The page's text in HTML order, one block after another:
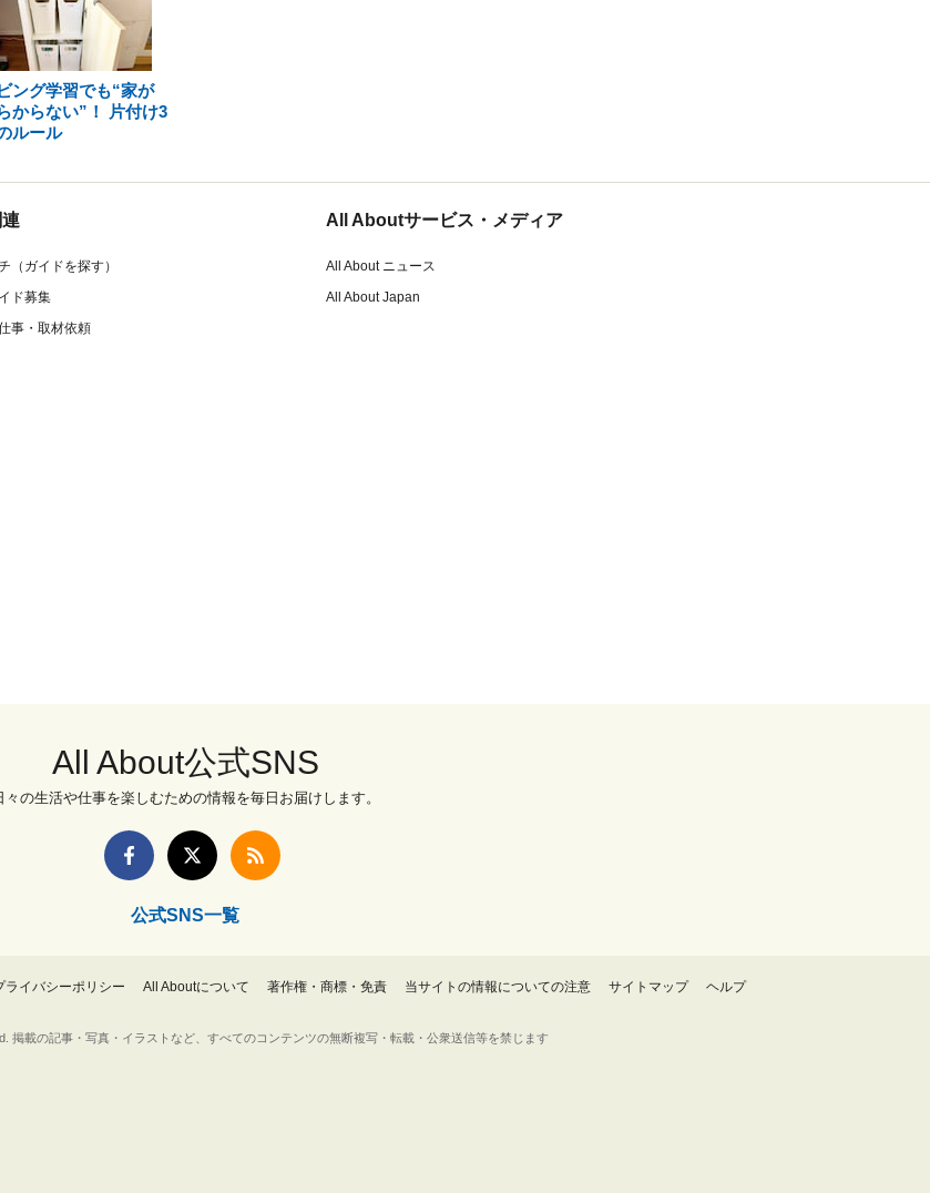
ング学習でも“家が
からない”！ 片付け3
ルール
（ガイドを探す）
ド募集
事・取材依頼
All Aboutサービス・メディア
All About ニュース
All About Japan
All About公式SNS
々の生活や仕事を楽しむための情報を毎日お届けします。
公式SNS一覧
ライバシーポリシー All Aboutについて 著作権・商標・免責 当サイトの情報についての注意 サイトマップ ヘルプ
掲載の記事・写真・イラストなど、すべてのコンテンツの無断複写・転載・公衆送信等を禁じます